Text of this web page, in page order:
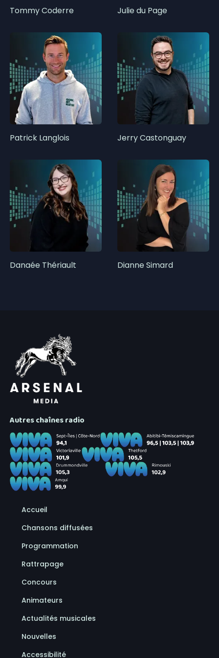
Tommy Coderre Julie du Page
Patrick Langlois Jerry Castonguay
Danaée Thériault Dianne Simard
Autres chaînes radio
Accueil
Chansons diffusées
Programmation
Rattrapage
Concours
Animateurs
Actualités musicales
Nouvelles
Accessibilité